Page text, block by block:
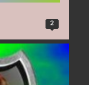
2